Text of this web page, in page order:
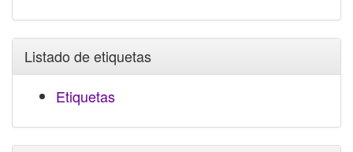
Listado de etiquetas
Etiquetas